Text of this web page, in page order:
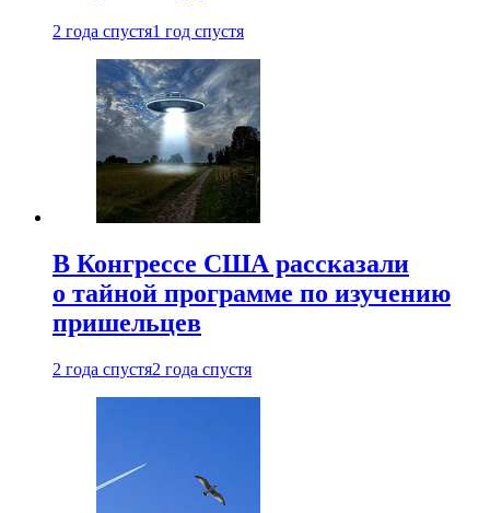
2 года спустя1 год спустя
В Конгрессе США рассказали
о тайной программе по изучению
пришельцев
2 года спустя2 года спустя